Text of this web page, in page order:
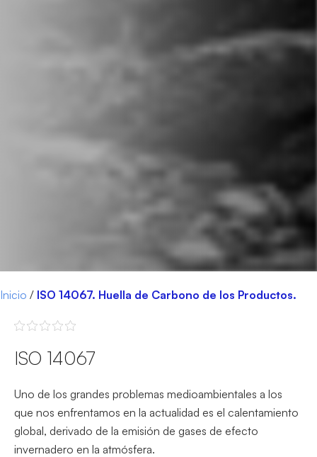
Inicio / ISO 14067. Huella de Carbono de los Productos.
ISO 14067
Uno de los grandes problemas medioambientales a los
que nos enfrentamos en la actualidad es el calentamiento
global, derivado de la emisión de gases de efecto
invernadero en la atmósfera.